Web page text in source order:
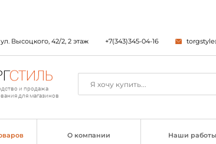
Высоцкого, 42/2, 2 этаж +7(343)345-04-16
СТИЛЬ
и продажа
для магазинов
О компании Наши работы